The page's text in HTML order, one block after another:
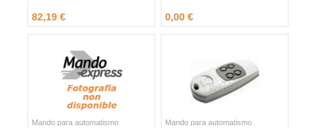
82,19 € 0,00 €
Mando para automatismo Mando para automatismo